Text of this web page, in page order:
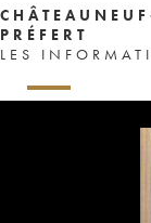
PRÉFERT
LES